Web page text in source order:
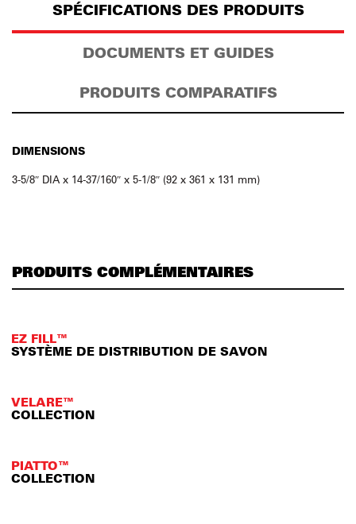
SPÉCIFICATIONS DES PRODUITS
DOCUMENTS ET GUIDES
PRODUITS COMPARATIFS
DIMENSIONS
3-5/8″ DIA x 14-37/160″ x 5-1/8″ (92 x 361 x 131 mm)
PRODUITS COMPLÉMENTAIRES
EZ FILL™
SYSTÈME DE DISTRIBUTION DE SAVON
VELARE™
COLLECTION
PIATTO™
COLLECTION